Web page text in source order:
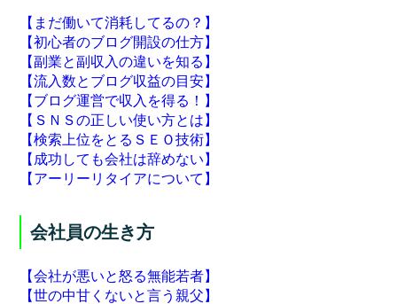
【まだ働いて消耗してるの？】
【初心者のブログ開設の仕方】
【副業と副収入の違いを知る】
【流入数とブログ収益の目安】
【ブログ運営で収入を得る！】
【ＳＮＳの正しい使い方とは】
【検索上位をとるＳＥＯ技術】
【成功しても会社は辞めない】
【アーリーリタイアについて】
会社員の生き方
【会社が悪いと怒る無能若者】
【世の中甘くないと言う親父】